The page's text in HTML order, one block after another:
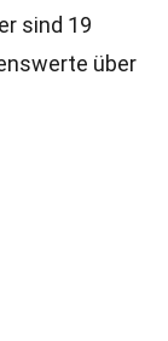
sind 19
über